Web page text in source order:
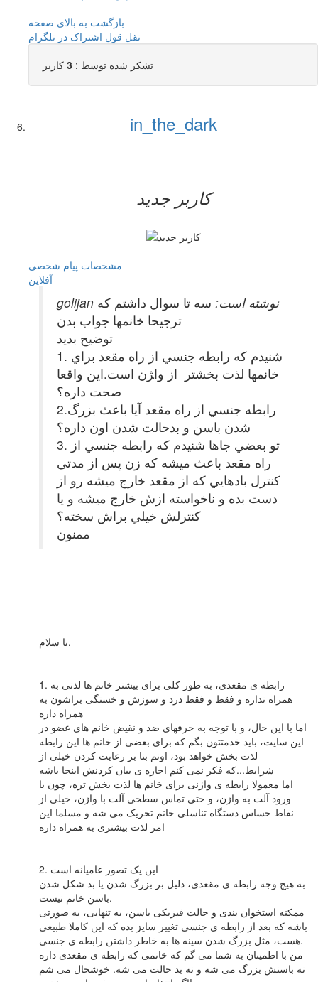
بازگشت به بالای صفحه
نقل قول اشتراک در تلگرام
تشکر شده توسط : 3 کاربر
in_the_dark
کاربر جدید
مشخصات پیام شخصی
آفلاين
golijan نوشته است: سه تا سوال داشتم كه
ترجيحا خانمها جواب بدن
توضيح بديد
1. شنيدم كه رابطه جنسي از راه مقعد براي
خانمها لذت بخشتر از وا‍ژن است.اين واقعا
صحت داره؟
2.رابطه جنسي از راه مقعد آيا باعث بزرگ
شدن باسن و بدحالت شدن اون داره؟
3. تو بعضي جاها شنيدم كه رابطه جنسي از
راه مقعد باعث ميشه كه زن پس از مدتي
كنترل بادهايي كه از مقعد خارج ميشه رو از
دست بده و ناخواسته ازش خارج ميشه و يا
كنترلش خيلي براش سخته؟
ممنون
با سلام.
1. رابطه ی مقعدی، به طور کلی برای بیشتر خانم ها لذتی به
همراه نداره و فقط و فقط درد و سوزش و خستگی براشون به
همراه داره
اما با این حال، و با توجه به حرفهای ضد و نقیض خانم های عضو در
این سایت، باید خدمتتون بگم که برای بعضی از خانم ها این رابطه
لذت بخش خواهد بود، اونم بنا بر رعایت کردن خیلی از
شرایط...که فکر نمی کنم اجازه ی بیان کردنش اینجا باشه
اما معمولا رابطه ی واژنی برای خانم ها لذت بخش تره، چون با
ورود آلت به واژن، و حتی تماس سطحی آلت با واژن، خیلی از
نقاط حساس دستگاه تناسلی خانم تحریک می شه و مسلما این
امر لذت بیشتری به همراه داره
2. این یک تصور عامیانه است
به هیچ وجه رابطه ی مقعدی، دلیل بر بزرگ شدن یا بد شکل شدن
باسن خانم نیست.
ممکنه استخوان بندی و حالت فیزیکی باسن، به تنهایی، به صورتی
باشه که بعد از رابطه ی جنسی تغییر سایز بده که این کاملا طبیعی
هست، مثل بزرگ شدن سینه ها به خاطر داشتن رابطه ی جنسی.
من با اطمینان به شما می گم که خانمی که رابطه ی مقعدی داره
نه باسنش بزرگ می شه و نه بد حالت می شه. خوشحال می شم